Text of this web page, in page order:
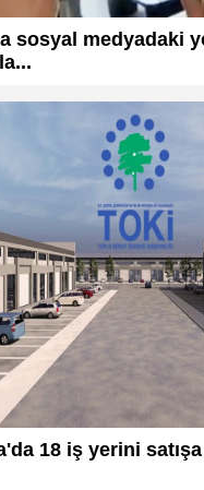
sosyal medyadaki
18 iş yerini satışa